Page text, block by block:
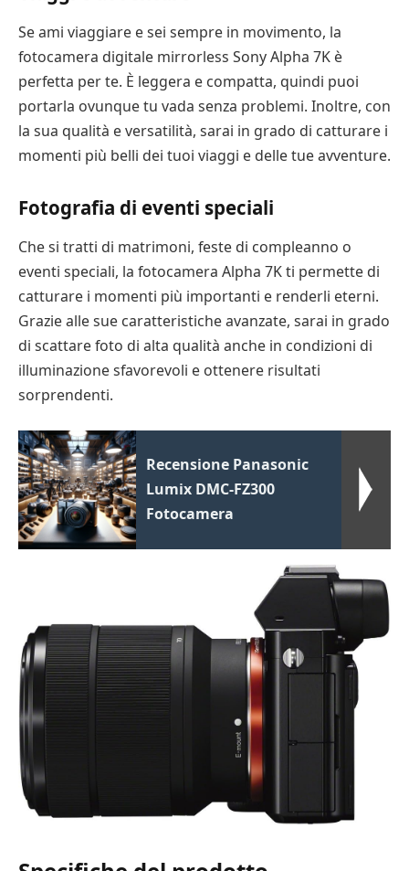
Se ami viaggiare e sei sempre in movimento, la
fotocamera digitale mirrorless Sony Alpha 7K è
perfetta per te. È leggera e compatta, quindi puoi
portarla ovunque tu vada senza problemi. Inoltre, con
la sua qualità e versatilità, sarai in grado di catturare i
momenti più belli dei tuoi viaggi e delle tue avventure.
Fotografia di eventi speciali
Che si tratti di matrimoni, feste di compleanno o
eventi speciali, la fotocamera Alpha 7K ti permette di
catturare i momenti più importanti e renderli eterni.
Grazie alle sue caratteristiche avanzate, sarai in grado
di scattare foto di alta qualità anche in condizioni di
illuminazione sfavorevoli e ottenere risultati
sorprendenti.
Recensione Panasonic
Lumix DMC-FZ300
Fotocamera